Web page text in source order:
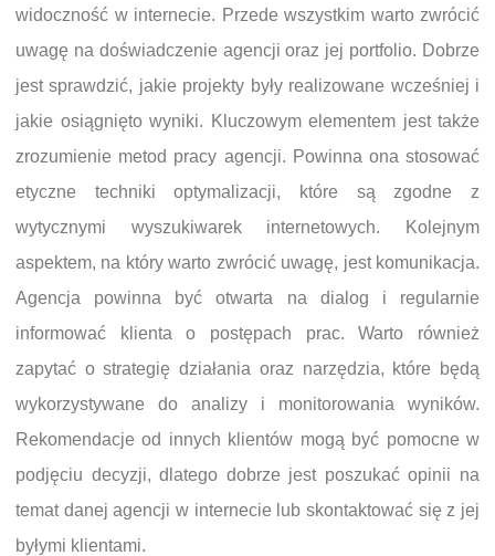
widoczność w internecie. Przede wszystkim warto zwrócić
uwagę na doświadczenie agencji oraz jej portfolio. Dobrze
jest sprawdzić, jakie projekty były realizowane wcześniej i
jakie osiągnięto wyniki. Kluczowym elementem jest także
zrozumienie metod pracy agencji. Powinna ona stosować
etyczne techniki optymalizacji, które są zgodne z
wytycznymi wyszukiwarek internetowych. Kolejnym
aspektem, na który warto zwrócić uwagę, jest komunikacja.
Agencja powinna być otwarta na dialog i regularnie
informować klienta o postępach prac. Warto również
zapytać o strategię działania oraz narzędzia, które będą
wykorzystywane do analizy i monitorowania wyników.
Rekomendacje od innych klientów mogą być pomocne w
podjęciu decyzji, dlatego dobrze jest poszukać opinii na
temat danej agencji w internecie lub skontaktować się z jej
byłymi klientami.